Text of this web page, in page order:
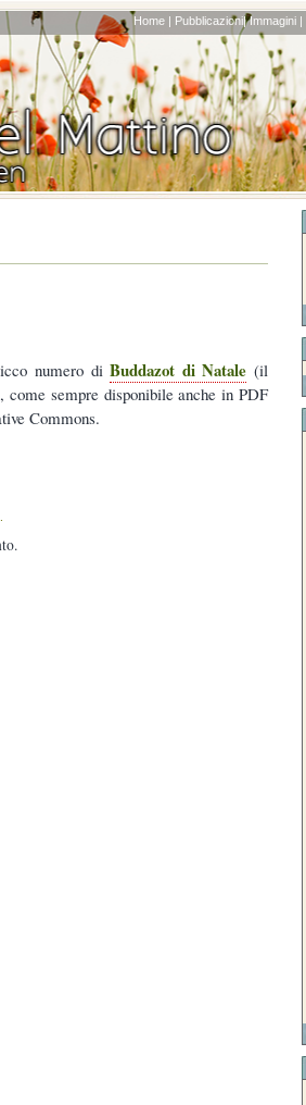
Home | Pubblicazioni| Immagini |
numero diBuddazot di Natale (il
come sempre disponibile anche in PDF
Commons.